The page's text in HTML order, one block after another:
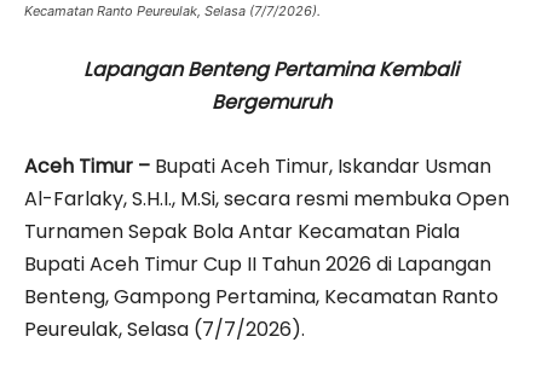
Kecamatan Ranto Peureulak, Selasa (7/7/2026).
Lapangan Benteng Pertamina Kembali
Bergemuruh
Aceh Timur – Bupati Aceh Timur, Iskandar Usman
Al-Farlaky, S.H.I., M.Si, secara resmi membuka Open
Turnamen Sepak Bola Antar Kecamatan Piala
Bupati Aceh Timur Cup II Tahun 2026 di Lapangan
Benteng, Gampong Pertamina, Kecamatan Ranto
Peureulak, Selasa (7/7/2026).